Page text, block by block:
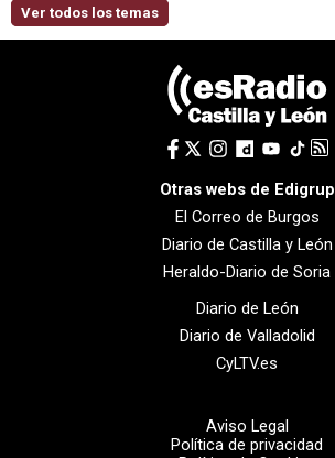
Ver todos los temas
Otras webs de Edigrup
El Correo de Burgos
Diario de Castilla y León
Heraldo-Diario de Soria
Diario de León
Diario de Valladolid
CyLTV.es
Aviso Legal
Política de privacidad